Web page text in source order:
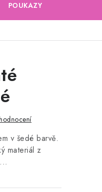
POUKAZY
v šedé barvě.
materiál z